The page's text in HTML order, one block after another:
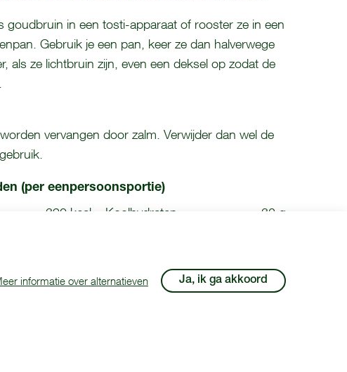
informatie over alternatieven Ja, ik ga akkoord
goudbruin in een tosti-apparaat of rooster ze in een
Gebruik je een pan, keer ze dan halverwege
als ze lichtbruin zijn, even een deksel op zodat de
vervangen door zalm. Verwijder dan wel de
(per eenpersoonsportie)
390 kcal Koolhydraten
32 g
Dit recept komt vanBoodschappen